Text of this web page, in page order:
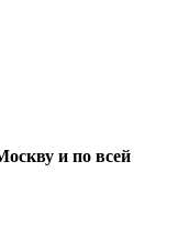
и по всей